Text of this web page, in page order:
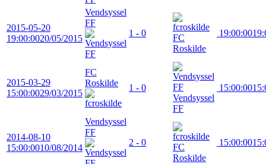
2015-05-20
19:00:0020/05/2015
Vendsyssel
FF
1 - 0
FC
Roskilde
19:00:00
2015-03-29
15:00:0029/03/2015
FC
Roskilde
1 - 0
Vendsyssel
FF
15:00:00
2014-08-10
15:00:0010/08/2014
Vendsyssel
FF
2 - 0
FC
Roskilde
15:00:00